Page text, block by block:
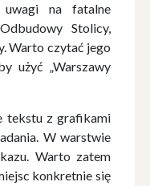
uwagi na fatalne
Stolicy,
Warto czytać jego
użyć „Warszawy
tekstu z grafikami
W warstwie
Warto zatem
konkretnie się